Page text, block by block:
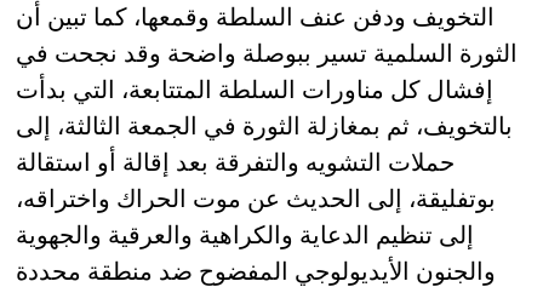
التخويف ودفن عنف السلطة وقمعها، كما تبين أن
الثورة السلمية تسير ببوصلة واضحة وقد نجحت في
إفشال كل مناورات السلطة المتتابعة، التي بدأت
بالتخويف، ثم بمغازلة الثورة في الجمعة الثالثة، إلى
حملات التشويه والتفرقة بعد إقالة أو استقالة
بوتفليقة، إلى الحديث عن موت الحراك واختراقه،
إلى تنظيم الدعاية والكراهية والعرقية والجهوية
والجنون الأيديولوجي المفضوح ضد منطقة محددة